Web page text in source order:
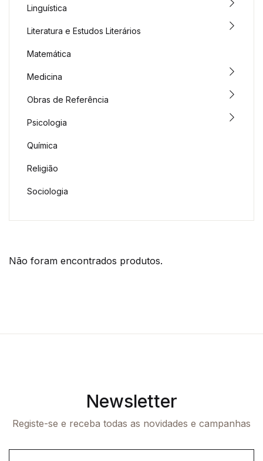
Não foram encontrados produtos.
Linguística
Literatura e Estudos Literários
Matemática
Medicina
Obras de Referência
Psicologia
Química
Religião
Sociologia
Newsletter
Registe-se e receba todas as novidades e campanhas